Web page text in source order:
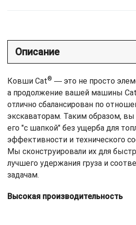
Описание
Ковши Cat® ― это не просто
а продолжение вашей машины
отлично сбалансирован по
экскаваторам. Таким образом,
его "с шапкой" без ущерба для
эффективности и технического
Мы сконструировали их для
лучшего удержания груза и
задачам.
Высокая производительность